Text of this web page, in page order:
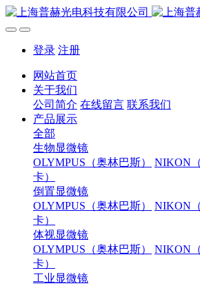
登录 注册
网站首页
关于我们
公司简介 在线留言 联系我们
产品展示
全部
生物显微镜
OLYMPUS（奥林巴斯）
NIKON
卡）
倒置显微镜
OLYMPUS（奥林巴斯）
NIKON
卡）
体视显微镜
OLYMPUS（奥林巴斯）
NIKON
卡）
工业显微镜